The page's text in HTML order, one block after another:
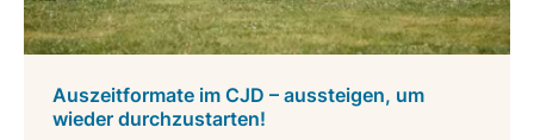
Auszeitformate im CJD – aussteigen, um
wieder durchzustarten!